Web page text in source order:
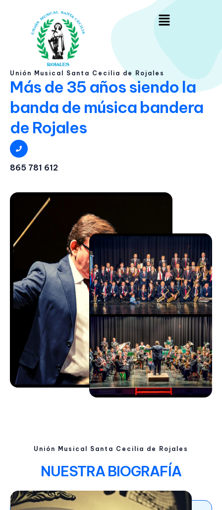
Menú
Unión Musical Santa Cecilia de Rojales
Más de 35 años siendo la
banda de música bandera
de Rojales
865 781 612
Unión Musical Santa Cecilia de Rojales
NUESTRA BIOGRAFÍA